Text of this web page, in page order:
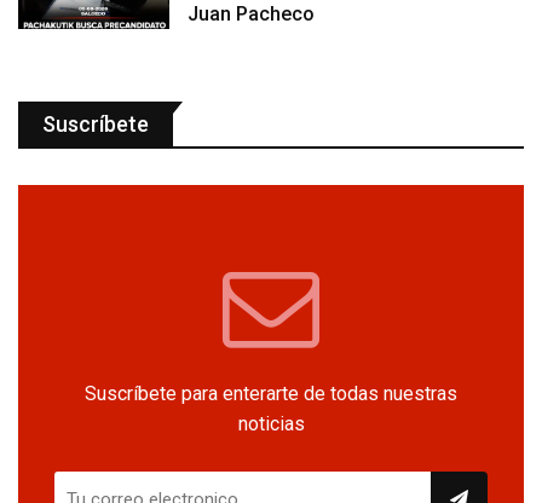
Juan Pacheco
Suscríbete
Suscríbete para enterarte de todas nuestras
noticias